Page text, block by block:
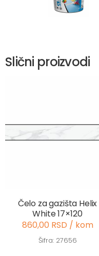
Slični proizvodi
Čelo za gazišta Helix
White 17×120
860,00 RSD / kom
Šifra: 27656